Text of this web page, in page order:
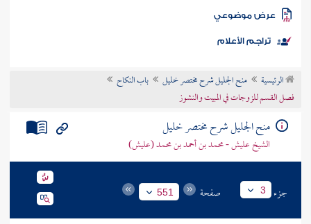
الكتب
موضوعي
تراجم الأعلام
الرئيسية منح الجليل شرح مختصر خليل
باب النكاح
فصل القسم للزوجات في المبيت والنشوز
منح الجليل شرح مختصر خليل
الشيخ عليش - محمد بن أحمد بن محمد (عليش)
جزء 3 صفحة 551